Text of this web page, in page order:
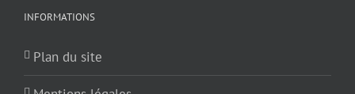
INFORMATIONS
Plan du site